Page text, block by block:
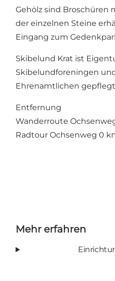
Gehölz sind Broschüren
der einzelnen Steine
Eingang zum
Skibelund Krat ist
Skibelundforeningen
Ehrenamtlichen
Entfernung
Wanderroute
Radtour Ochsenweg 0
Mehr erfahren